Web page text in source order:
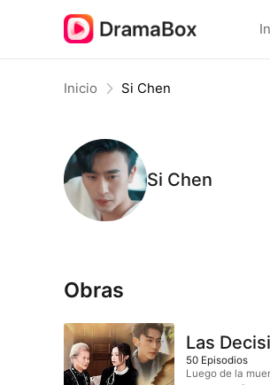
Inicio Si Chen
Si Chen
Obras
Las
50 Episodios
Luego de la